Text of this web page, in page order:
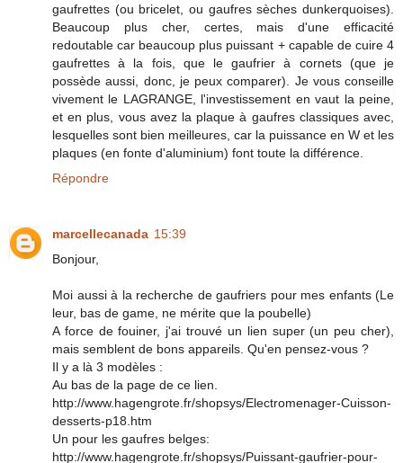
gaufrettes (ou bricelet, ou gaufres sèches dunkerquoises).
Beaucoup plus cher, certes, mais d'une efficacité
redoutable car beaucoup plus puissant + capable de cuire 4
gaufrettes à la fois, que le gaufrier à cornets (que je
possède aussi, donc, je peux comparer). Je vous conseille
vivement le LAGRANGE, l'investissement en vaut la peine,
et en plus, vous avez la plaque à gaufres classiques avec,
lesquelles sont bien meilleures, car la puissance en W et les
plaques (en fonte d'aluminium) font toute la différence.
Répondre
marcellecanada 15:39
Bonjour,
Moi aussi à la recherche de gaufriers pour mes enfants (Le
leur, bas de game, ne mérite que la poubelle)
A force de fouiner, j'ai trouvé un lien super (un peu cher),
mais semblent de bons appareils. Qu'en pensez-vous ?
Il y a là 3 modèles :
Au bas de la page de ce lien.
http://www.hagengrote.fr/shopsys/Electromenager-Cuisson-
desserts-p18.htm
Un pour les gaufres belges:
http://www.hagengrote.fr/shopsys/Puissant-gaufrier-pour-